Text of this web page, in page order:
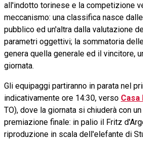
all'indotto torinese e la competizione
meccanismo: una classifica nasce
pubblico ed un'altra dalla valutazione
parametri oggettivi; la sommatoria
genera quella generale ed il vincitore,
giornata.
Gli equipaggi partiranno in parata nel
indicativamente ore 14:30, verso Casa
TO), dove la giornata si chiuderà con
premiazione finale: in palio il Fritz
riproduzione in scala dell'elefante di